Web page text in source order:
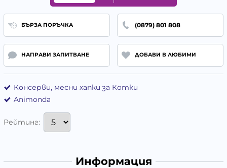
БЪРЗА ПОРЪЧКА (0879) 801 808
НАПРАВИ ЗАПИТВАНЕ ДОБАВИ В ЛЮБИМИ
Консерви, месни хапки за Котки
Animonda
Рейтинг:
Информация